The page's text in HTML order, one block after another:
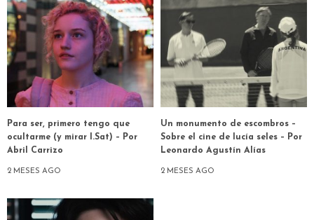
Para ser, primero tengo que
ocultarme (y mirar I.Sat) – Por
Abril Carrizo
2 MESES AGO
Un monumento de escombros –
Sobre el cine de lucía seles – Por
Leonardo Agustín Alías
2 MESES AGO